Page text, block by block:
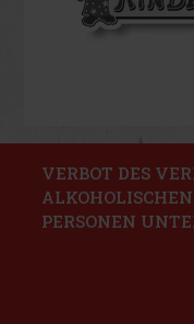
VERBOT DES
PERSONEN